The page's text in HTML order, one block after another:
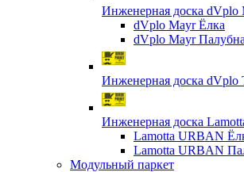
Инженерная доска dVplo
dVplo Mayr Ёлка
dVplo Mayr
Инженерная доска dVplo
Инженерная доска
Lamotta URBAN
Lamotta URBAN
Модульный паркет